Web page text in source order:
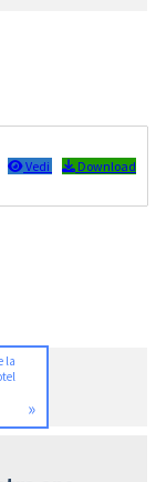
Vedi Download
la
»